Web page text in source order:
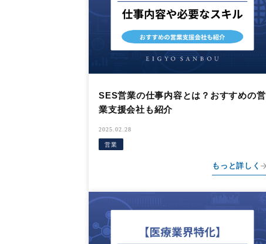
SES営業の仕事内容とは？おすすめの営
業支援会社も紹介
2025.02.28
営業
もっと詳しく